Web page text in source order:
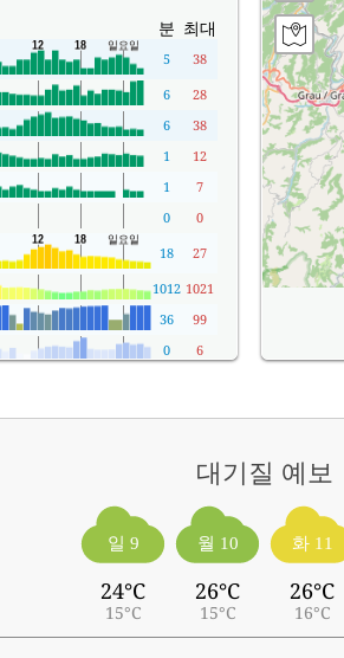
분 최대
5
38
6
28
6
38
1
12
1
7
0
0
18
27
1012 1021
36
99
0
6
대기질 예보
일 9
24°C
15°C
월 10
26°C
15°C
화 11
26°C
16°C